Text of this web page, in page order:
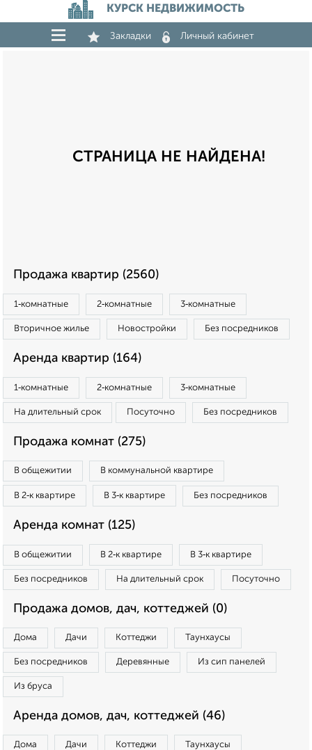
КУРСК НЕДВИЖИМОСТЬ
Закладки Личный кабинет
СТРАНИЦА НЕ НАЙДЕНА!
Продажа квартир (2560)
1‑комнатные 2‑комнатные 3‑комнатные
Вторичное жилье Новостройки Без посредников
Аренда квартир (164)
1‑комнатные 2‑комнатные 3‑комнатные
На длительный срок Посуточно Без посредников
Продажа комнат (275)
В общежитии В коммунальной квартире
В 2‑к квартире В 3‑к квартире Без посредников
Аренда комнат (125)
В общежитии В 2‑к квартире В 3‑к квартире
Без посредников На длительный срок Посуточно
Продажа домов, дач, коттеджей (0)
Дома Дачи Коттеджи Таунхаусы
Без посредников Деревянные Из сип панелей
Из бруса
Аренда домов, дач, коттеджей (46)
Дома Дачи Коттеджи Таунхаусы